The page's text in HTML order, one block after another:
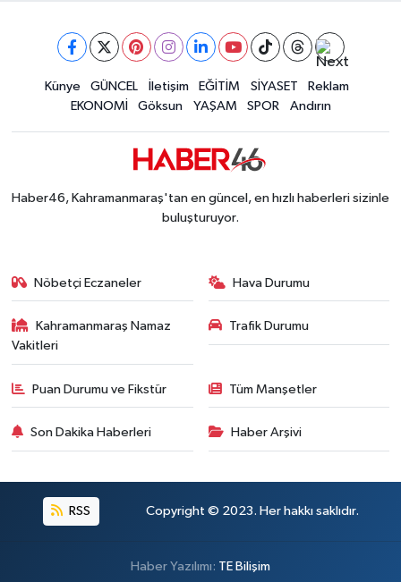
Kahramanmaraş'ta Pusula Maraş Eğitim
Kahramanmaraş'ta Tarım İçin Su Seferberliği
20:02 |Kahramanmaraş'ta 5 Kilometrelik Yolda Sıcak
Künye GÜNCEL İletişim EĞİTİM SİYASET
Reklam
EKONOMİ
Göksun YAŞAM SPOR Andırın
Haber46, Kahramanmaraş'tan en güncel, en hızlı haberleri sizinle
buluşturuyor.
Nöbetçi Eczaneler Hava Durumu
Kahramanmaraş Namaz
Vakitleri
Trafik Durumu
Puan Durumu ve Fikstür Tüm Manşetler
Son Dakika Haberleri Haber Arşivi
RSS Copyright © 2023. Her hakkı saklıdır.
Haber Yazılımı: TE Bilişim